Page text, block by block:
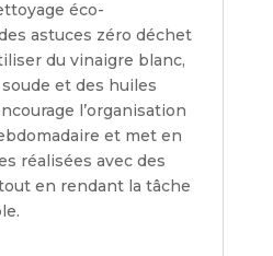
éco-
astuces zéro déchet
du vinaigre blanc,
et des huiles
l’organisation
et met en
réalisées avec des
en rendant la tâche